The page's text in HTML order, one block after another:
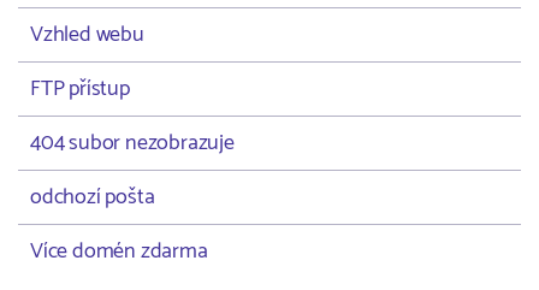
Vzhled webu
FTP přístup
404 subor nezobrazuje
odchozí pošta
Více domén zdarma